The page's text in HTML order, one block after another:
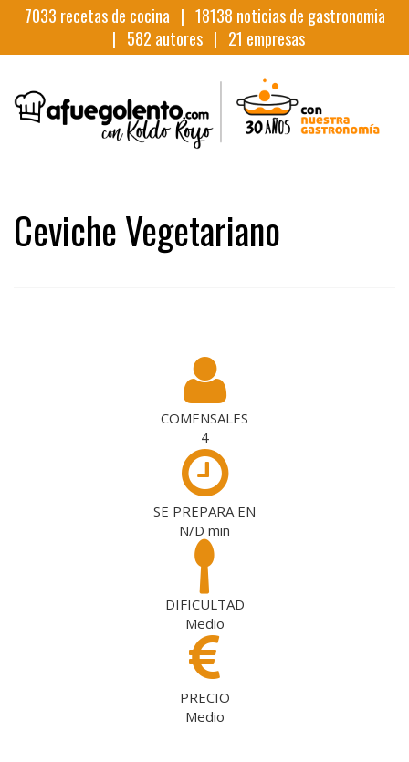
7033 recetas de cocina | 18138 noticias de gastronomia
| 582 autores | 21 empresas
Ceviche Vegetariano
COMENSALES
4
SE PREPARA EN
N/D min
DIFICULTAD
Medio
PRECIO
Medio